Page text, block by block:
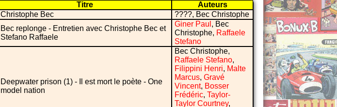
Titre
Auteurs
Christophe Bec ????, Bec Christophe
Bec replonge - Entretien avec Christophe Bec et
Stefano Raffaele
Giner Paul , Bec
Christophe, Raffaele
Stefano
Deepwater prison (1) - Il est mort le poète - One
model nation
Bec Christophe,
Raffaele Stefano,
Filippini Henri, Malte
Marcus, Gravé
Vincent, Bosser
Frédéric, Taylor-
Taylor Courtney,